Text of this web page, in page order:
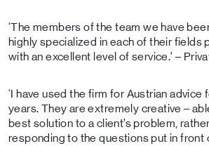
‘The members of the team we have
highly specialized in each of their fields
with an excellent level of service.’ –
‘I have used the firm for Austrian advice
years. They are extremely creative –
best solution to a client’s problem,
responding to the questions put in front